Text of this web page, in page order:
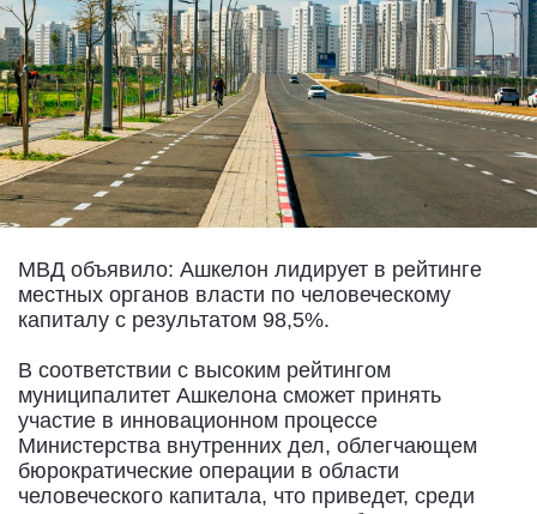
МВД объявило: Ашкелон лидирует в рейтинге
местных органов власти по человеческому
капиталу с результатом 98,5%.
В соответствии с высоким рейтингом
муниципалитет Ашкелона сможет принять
участие в инновационном процессе
Министерства внутренних дел, облегчающем
бюрократические операции в области
человеческого капитала, что приведет, среди